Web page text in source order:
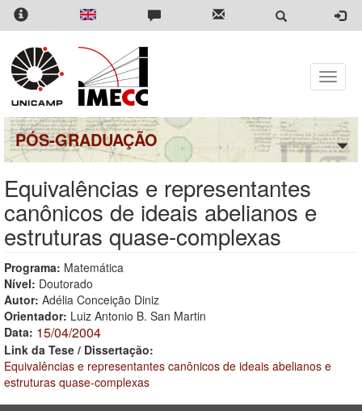
Pular
para
conteúdo
principal
Toggle
PÓS-GRADUAÇÃO
Equivalências e representantes
canônicos de ideais abelianos e
estruturas quase-complexas
Programa: Matemática
Nível: Doutorado
Autor: Adélia Conceição Diniz
Orientador: Luiz Antonio B. San Martin
Data: 15/04/2004
Link da Tese / Dissertação:
Equivalências e representantes canônicos de ideais abelianos e
estruturas quase-complexas